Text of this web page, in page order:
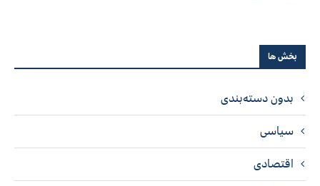
بخش ها
بدون دسته‌بندی
سیاسی
اقتصادی